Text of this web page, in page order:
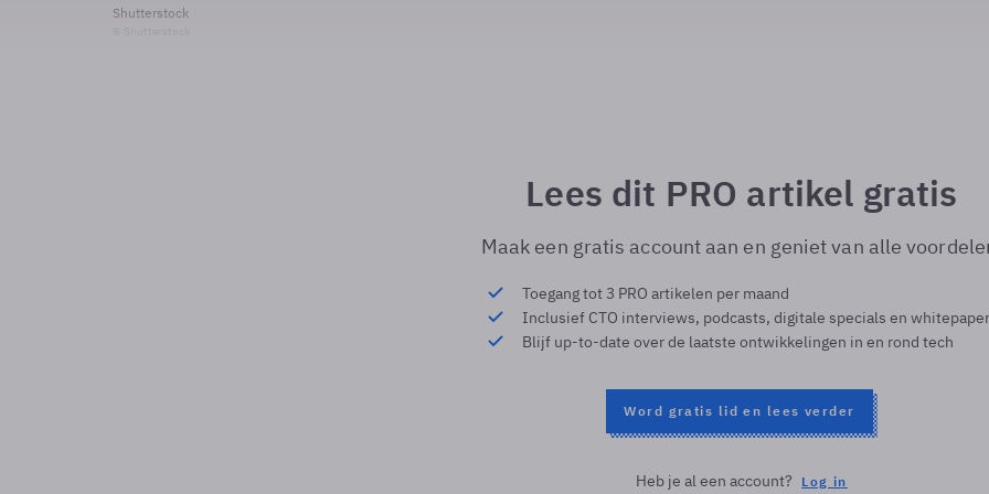
Shutterstock
Lees dit PRO artikel gratis
Maak een gratis account aan en geniet van alle
Toegang tot 3 PRO artikelen per maand
Inclusief CTO interviews, podcasts, digitale specials en
Blijf up-to-date over de laatste ontwikkelingen in en rond tech
Word gratis lid en lees verder
Heb je al een account? Log in